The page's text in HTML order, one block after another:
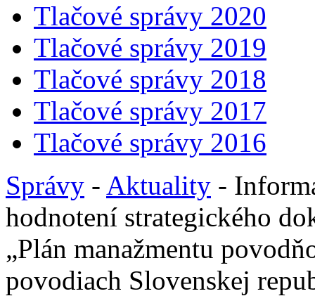
Tlačové správy 2020
Tlačové správy 2019
Tlačové správy 2018
Tlačové správy 2017
Tlačové správy 2016
Správy - Aktuality -
hodnotení strategického
„Plán manažmentu
povodiach Slovenskej